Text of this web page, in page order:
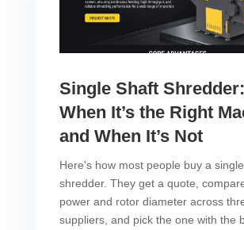
Single Shaft Shredder:
When It’s the Right
and When It’s Not
Here's how most people buy a
shredder. They get a quote,
power and rotor diameter across
suppliers, and pick the one with the